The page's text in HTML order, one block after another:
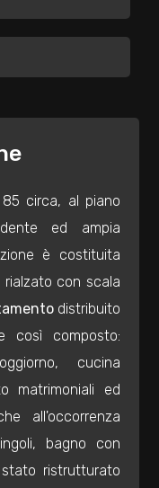
circa, al piano
ed ampia
è costituita
rialzato con scala
distribuito
così composto:
cucina
matrimoniali ed
all'occorrenza
bagno con
ristrutturato